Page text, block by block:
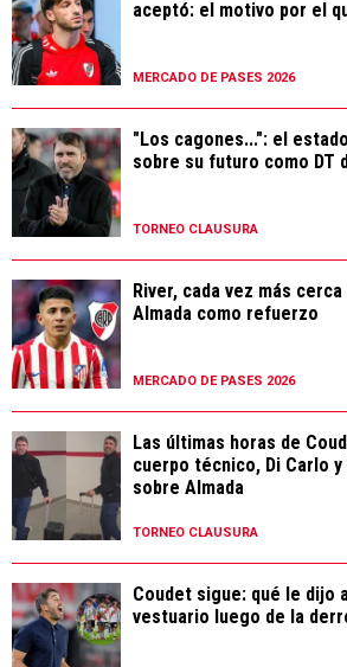
aceptó: el motivo por el
MERCADO DE PASES 2026
"Los cagones...": el
sobre su futuro como DT
TORNEO CLAUSURA
River, cada vez más
Almada como refuerzo
MERCADO DE PASES 2026
Las últimas horas de
cuerpo técnico, Di Carlo
sobre Almada
TORNEO CLAUSURA
Coudet sigue: qué le dijo
vestuario luego de la